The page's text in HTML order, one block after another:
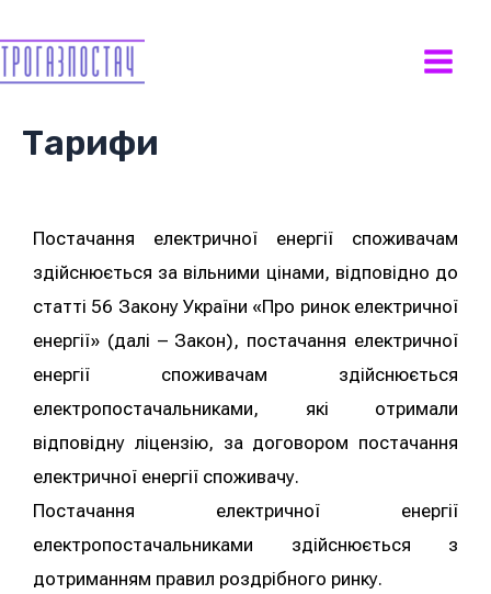
Тарифи
Постачання електричної енергії споживачам
здійснюється за вільними цінами, відповідно до
статті 56 Закону України «Про ринок електричної
енергії» (далі – Закон), постачання електричної
енергії споживачам здійснюється
електропостачальниками, які отримали
відповідну ліцензію, за договором постачання
електричної енергії споживачу.
Постачання електричної енергії
електропостачальниками здійснюється з
дотриманням правил роздрібного ринку.